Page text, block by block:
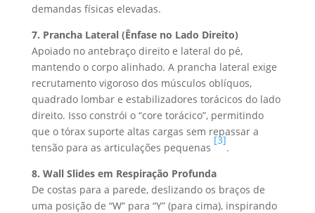
demandas físicas elevadas.
7. Prancha Lateral (Ênfase no Lado Direito)
Apoiado no antebraço direito e lateral do pé,
mantendo o corpo alinhado. A prancha lateral exige
recrutamento vigoroso dos músculos oblíquos,
quadrado lombar e estabilizadores torácicos do lado
direito. Isso constrói o “core torácico”, permitindo
que o tórax suporte altas cargas sem repassar a
tensão para as articulações pequenas
[3]
.
8. Wall Slides em Respiração Profunda
De costas para a parede, deslizando os braços de
uma posição de “W” para “Y” (para cima), inspirando